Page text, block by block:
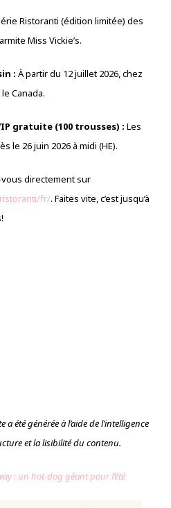
Ristoranti (édition limitée) des
Miss Vickie’s.
: À partir du 12 juillet 2026, chez
Canada.
gratuite (100 trousses) : Les
le 26 juin 2026 à midi (HE).
directement sur
fr/. Faites vite, c’est jusqu’à
a été générée à l’aide de l’intelligence
et la lisibilité du contenu.
: un hot-dog géant pour l’été